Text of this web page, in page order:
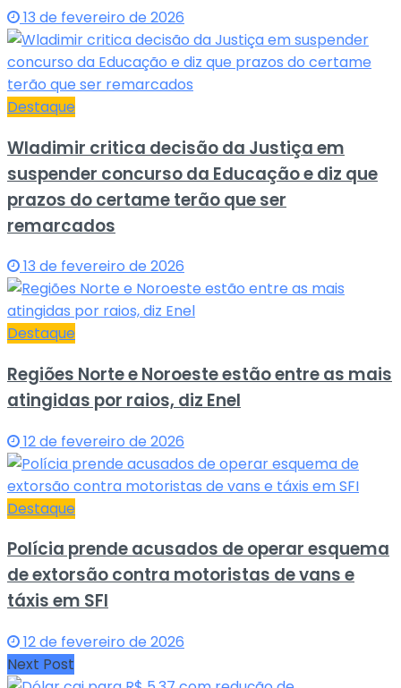
13 de fevereiro de 2026
Destaque
Wladimir critica decisão da Justiça em
suspender concurso da Educação e diz que
prazos do certame terão que ser
remarcados
13 de fevereiro de 2026
Destaque
Regiões Norte e Noroeste estão entre as mais
atingidas por raios, diz Enel
12 de fevereiro de 2026
Destaque
Polícia prende acusados de operar esquema
de extorsão contra motoristas de vans e
táxis em SFI
12 de fevereiro de 2026
Next Post